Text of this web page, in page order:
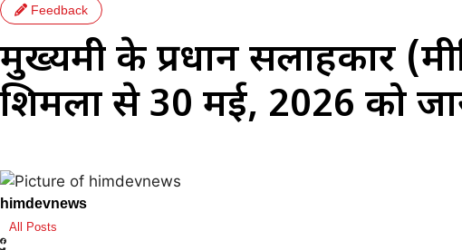
Feedback
मुख्यमंत्री के प्रधान सलाहकार
शिमला से 30 मई, 2026 को
himdevnews
All Posts